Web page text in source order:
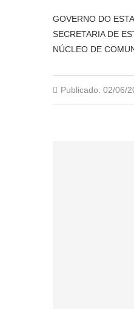
GOVERNO DO
SECRETARIA DE
NÚCLEO DE
Publicado: 02/06/